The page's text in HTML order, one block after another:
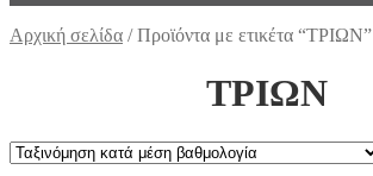
Αρχική σελίδα /Προϊόντα με ετικέτα “ΤΡΙΩΝ”
ΤΡΙΩΝ